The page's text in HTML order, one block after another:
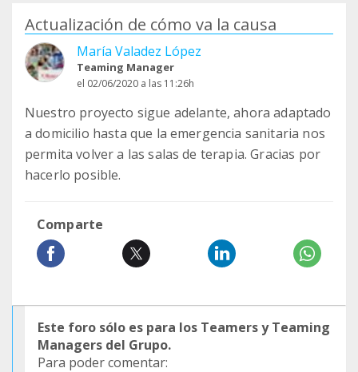
Actualización de cómo va la causa
María Valadez López
Teaming Manager
el 02/06/2020 a las 11:26h
Nuestro proyecto sigue adelante, ahora adaptado
a domicilio hasta que la emergencia sanitaria nos
permita volver a las salas de terapia. Gracias por
hacerlo posible.
Comparte
Este foro sólo es para los Teamers y Teaming
Managers del Grupo.
Para poder comentar: